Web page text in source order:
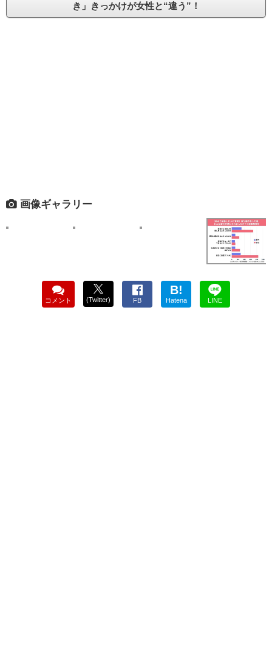
き」きっかけが女性と“違う”！
画像ギャラリー
コメント (Twitter) FB
B!
Hatena LINE